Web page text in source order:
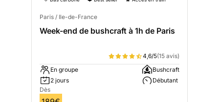
Paris / Ile-de-France
Week-end de bushcraft à 1h de Paris
4,6/5(15 avis)
En groupe
2 jours
Bushcraft
Débutant
Dès